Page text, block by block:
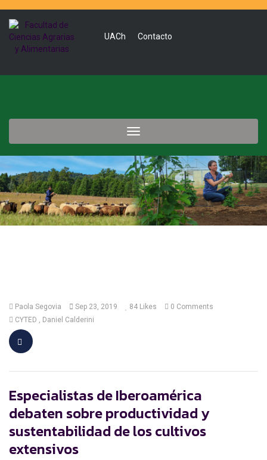
UACh Contacto
Toggle
navigation
Paola Segovia Sep 23, 2019 84 Likes
0 Comments
CYTED
Daniel Calderini
Especialistas de Iberoamérica
debaten sobre productividad y
sustentabilidad de los cultivos
extensivos